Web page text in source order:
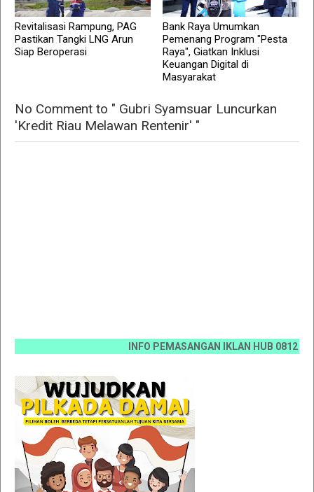
Revitalisasi Rampung, PAG
Pastikan Tangki LNG Arun
Siap Beroperasi
Bank Raya Umumkan
Pemenang Program "Pesta
Raya", Giatkan Inklusi
Keuangan Digital di
Masyarakat
No Comment to " Gubri Syamsuar Luncurkan
'Kredit Riau Melawan Rentenir' "
INFO PEMASANGAN IKLAN HUB 0812